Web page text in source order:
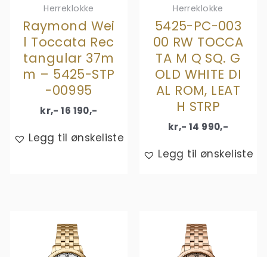
Herreklokke
Raymond Wei
l Toccata Rec
tangular 37m
m – 5425-STP
-00995
kr,- 16 190,-
Legg til ønskeliste
Herreklokke
5425-PC-003
00 RW TOCCA
TA M Q SQ. G
OLD WHITE DI
AL ROM, LEAT
H STRP
kr,- 14 990,-
Legg til ønskeliste